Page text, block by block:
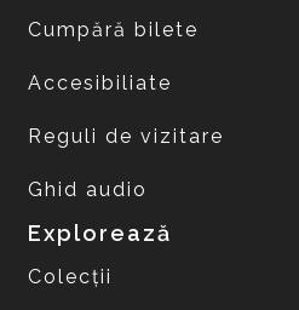
Cumpără bilete
Accesibiliate
Reguli de vizitare
Ghid audio
Explorează
Colecții